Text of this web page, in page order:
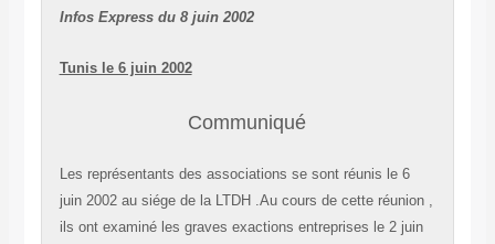
Infos Express du 8 juin 2002
Tunis le 6 juin 2002
Communiqué
Les représentants des associations se sont réunis le 6
juin 2002 au siége de la LTDH .Au cours de cette réunion ,
ils ont examiné les graves exactions entreprises le 2 juin